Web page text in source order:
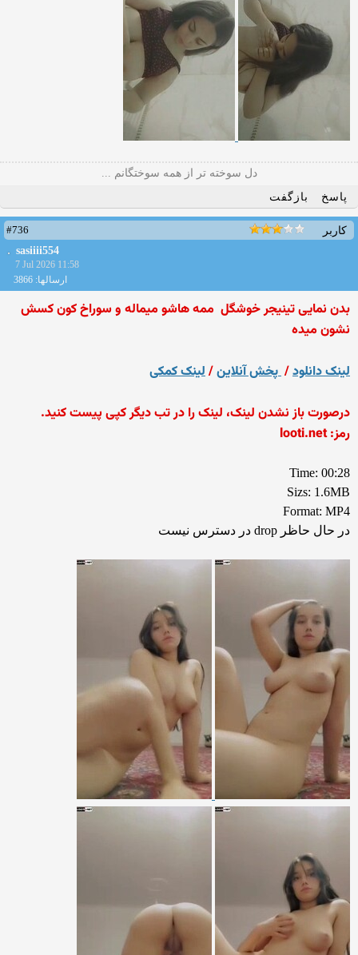
دل سوخته تر از همه سوختگانم ...
پاسخ
بازگفت
کاربر
#736
sasiiii554
7 Jul 2026 11:58
ارسالها: 3866
بدن نمایی تینیجر خوشگل ممه هاشو میماله و سوراخ کون کسش
نشون میده
لینک دانلود/ پخش آنلاین/لینک کمکی
درصورت باز نشدن لینک، لینک را در تب دیگر کپی پیست کنید.
رمز: looti.net
Time: 00:28
Sizs: 1.6MB
Format: MP4
در حال حاظر drop در دسترس نیست